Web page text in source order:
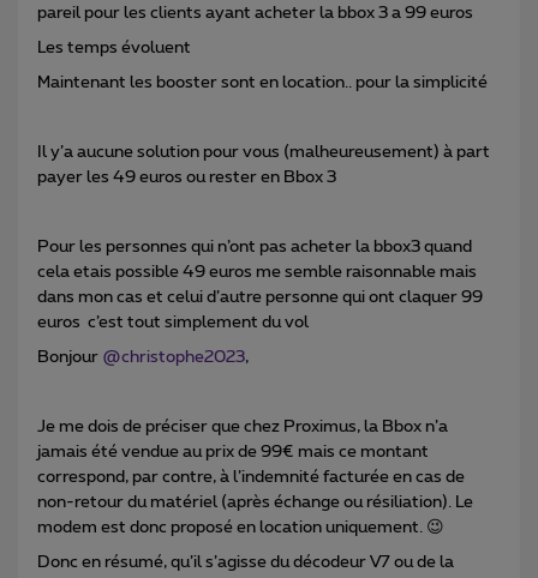
pareil pour les clients ayant acheter la bbox 3 a 99 euros
Les temps évoluent
Maintenant les booster sont en location.. pour la simplicité
Il y’a aucune solution pour vous (malheureusement) à part
payer les 49 euros ou rester en Bbox 3
Pour les personnes qui n’ont pas acheter la bbox3 quand
cela etais possible 49 euros me semble raisonnable mais
dans mon cas et celui d’autre personne qui ont claquer 99
euros c’est tout simplement du vol
Bonjour @christophe2023,
Je me dois de préciser que chez Proximus, la Bbox n’a
jamais été vendue au prix de 99€ mais ce montant
correspond, par contre, à l’indemnité facturée en cas de
non-retour du matériel (après échange ou résiliation). Le
modem est donc proposé en location uniquement. 😉
Donc en résumé, qu’il s’agisse du décodeur V7 ou de la